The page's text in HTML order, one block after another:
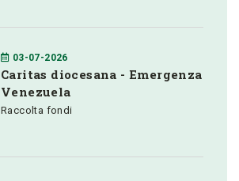
03-07-2026
Caritas diocesana - Emergenza
Venezuela
Raccolta fondi